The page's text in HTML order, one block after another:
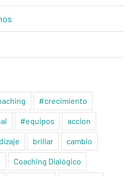
#crecimiento
#equipos accion
brillar cambio
Coaching Dialógico